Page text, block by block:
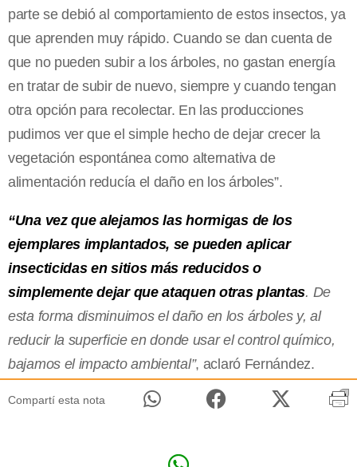
parte se debió al comportamiento de estos insectos, ya
que aprenden muy rápido. Cuando se dan cuenta de
que no pueden subir a los árboles, no gastan energía
en tratar de subir de nuevo, siempre y cuando tengan
otra opción para recolectar. En las producciones
pudimos ver que el simple hecho de dejar crecer la
vegetación espontánea como alternativa de
alimentación reducía el daño en los árboles”.
“Una vez que alejamos las hormigas de los
ejemplares implantados, se pueden aplicar
insecticidas en sitios más reducidos o
simplemente dejar que ataquen otras plantas. De
esta forma disminuimos el daño en los árboles y, al
reducir la superficie en donde usar el control químico,
bajamos el impacto ambiental”, aclaró Fernández.
Compartí esta nota